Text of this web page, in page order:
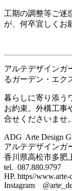
工期の調整等ご迷
が、何卒宜しくお
アルテデザインガ
るガーデン・エク
暮らしに寄り添う
お約束。外構工事
合せくださいませ。
ADG Arte Design
アルテデザインガ
香川県高松市多肥
tel. 087.880.9797
HP. https//www.arte-
Instagram